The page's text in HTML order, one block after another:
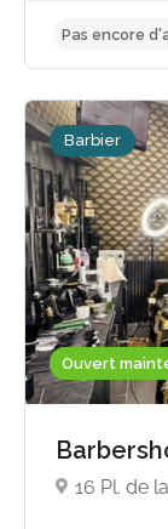
Pas encore
Ouvert
Barbier
16 Pl. de